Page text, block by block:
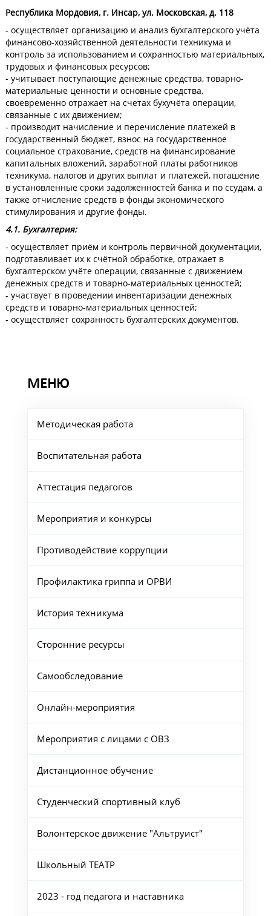
Республика Мордовия, г. Инсар, ул. Московская, д. 118
- осуществляет организацию и анализ бухгалтерского учёта
финансово-хозяйственной деятельности техникума и
контроль за использованием и сохранностью материальных,
трудовых и финансовых ресурсов;
- учитывает поступающие денежные средства, товарно-
материальные ценности и основные средства,
своевременно отражает на счетах бухучёта операции,
связанные с их движением;
- производит начисление и перечисление платежей в
государственный бюджет, взнос на государственное
социальное страхование, средств на финансирование
капитальных вложений, заработной платы работников
техникума, налогов и других выплат и платежей, погашение
в установленные сроки задолженностей банка и по ссудам, а
также отчисление средств в фонды экономического
стимулирования и другие фонды.
4.1. Бухгалтерия:
- осуществляет приём и контроль первичной документации,
подготавливает их к счётной обработке, отражает в
бухгалтерском учёте операции, связанные с движением
денежных средств и товарно-материальных ценностей;
- участвует в проведении инвентаризации денежных
средств и товарно-материальных ценностей;
- осуществляет сохранность бухгалтерских документов.
МЕНЮ
Методическая работа
Воспитательная работа
Аттестация педагогов
Мероприятия и конкурсы
Противодействие коррупции
Профилактика гриппа и ОРВИ
История техникума
Сторонние ресурсы
Самообследование
Онлайн-мероприятия
Мероприятия с лицами с ОВЗ
Дистанционное обучение
Студенческий спортивный клуб
Волонтерское движение "Альтруист"
Школьный ТЕАТР
2023 - год педагога и наставника